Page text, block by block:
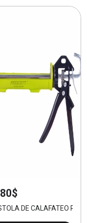
DE CALAFATEO